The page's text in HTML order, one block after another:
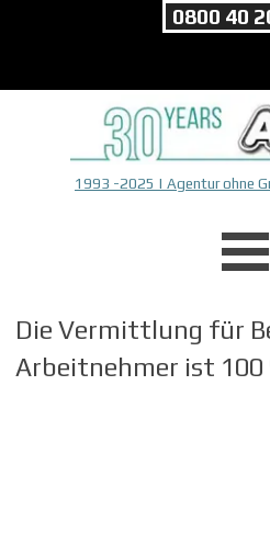
0800 40
1993 -2025 | Agentur ohne
Die Vermittlung für
Arbeitnehmer ist 100